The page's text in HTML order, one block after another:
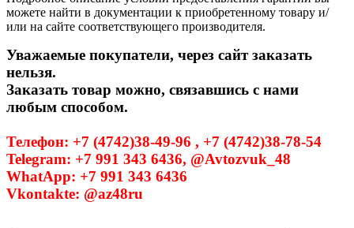
можете найти в документации к приобретенному товару и/
или на сайте соответствующего производителя.
Уважаемые покупатели, через сайт заказать
нельзя.
Заказать товар можно, связавшись с нами
любым способом.
Телефон: +7 (4742)38-49-96 , +7 (4742)38-78-54
Telegram: +7 991 343 6436, @Avtozvuk_48
WhatApp: +7 991 343 6436
Vkontakte: @az48ru